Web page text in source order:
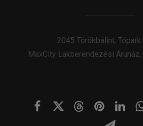
2045 Törökbálint, Tópark
MaxCity Lakberendezési